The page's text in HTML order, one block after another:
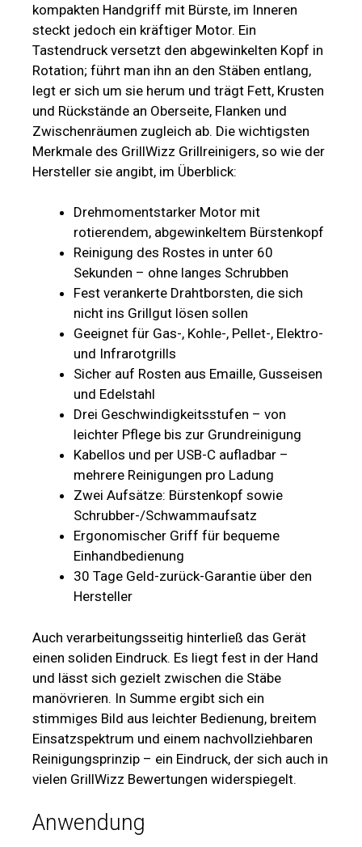
kompakten Handgriff mit Bürste, im Inneren
steckt jedoch ein kräftiger Motor. Ein
Tastendruck versetzt den abgewinkelten Kopf in
Rotation; führt man ihn an den Stäben entlang,
legt er sich um sie herum und trägt Fett, Krusten
und Rückstände an Oberseite, Flanken und
Zwischenräumen zugleich ab. Die wichtigsten
Merkmale des GrillWizz Grillreinigers, so wie der
Hersteller sie angibt, im Überblick:
Drehmomentstarker Motor mit
rotierendem, abgewinkeltem Bürstenkopf
Reinigung des Rostes in unter 60
Sekunden – ohne langes Schrubben
Fest verankerte Drahtborsten, die sich
nicht ins Grillgut lösen sollen
Geeignet für Gas-, Kohle-, Pellet-, Elektro-
und Infrarotgrills
Sicher auf Rosten aus Emaille, Gusseisen
und Edelstahl
Drei Geschwindigkeitsstufen – von
leichter Pflege bis zur Grundreinigung
Kabellos und per USB-C aufladbar –
mehrere Reinigungen pro Ladung
Zwei Aufsätze: Bürstenkopf sowie
Schrubber-/Schwammaufsatz
Ergonomischer Griff für bequeme
Einhandbedienung
30 Tage Geld-zurück-Garantie über den
Hersteller
Auch verarbeitungsseitig hinterließ das Gerät
einen soliden Eindruck. Es liegt fest in der Hand
und lässt sich gezielt zwischen die Stäbe
manövrieren. In Summe ergibt sich ein
stimmiges Bild aus leichter Bedienung, breitem
Einsatzspektrum und einem nachvollziehbaren
Reinigungsprinzip – ein Eindruck, der sich auch in
vielen GrillWizz Bewertungen widerspiegelt.
Anwendung